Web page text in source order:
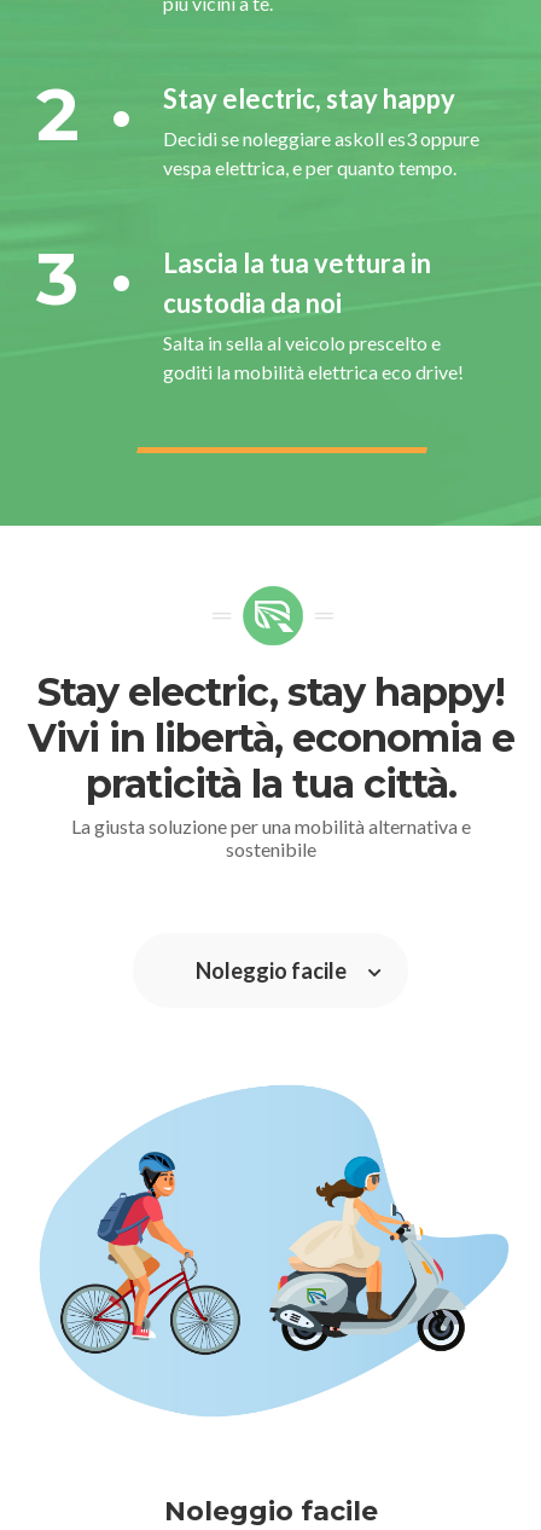
2 Stay electric, stay happy
Decidi se noleggiare askoll es3 oppure
vespa elettrica, e per quanto tempo.
3
Lascia la tua vettura in
custodia da noi
Salta in sella al veicolo prescelto e
goditi la mobilità elettrica eco drive!
Stay electric, stay happy!
Vivi in libertà, economia e
praticità la tua città.
La giusta soluzione per una mobilità alternativa e
sostenibile
Noleggio facile
Noleggio facile